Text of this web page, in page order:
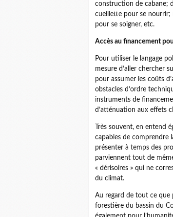
construction de cabane;
cueillette pour se nourrir;
pour se soigner, etc.
Accès au financement
Pour utiliser le langage
mesure d’aller chercher
pour assumer les coûts
obstacles d’ordre
instruments de
d’atténuation aux effets
Très souvent, en entend
capables de comprendre
présenter à temps des
parviennent tout de
« dérisoires » qui ne
du climat.
Au regard de tout ce que
forestière du bassin du